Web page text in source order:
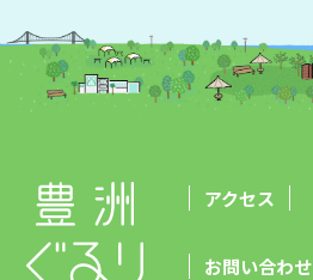
アクセス
お問い合わせ